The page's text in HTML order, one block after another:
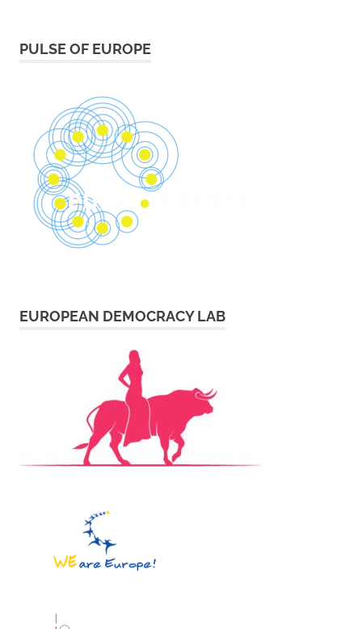
PULSE OF EUROPE
EUROPEAN DEMOCRACY LAB